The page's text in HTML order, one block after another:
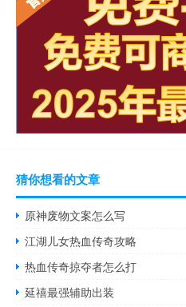
猜你想看的文章
原神废物文案怎么写
江湖儿女热血传奇攻略
热血传奇掠夺者怎么打
延禧最强辅助出装